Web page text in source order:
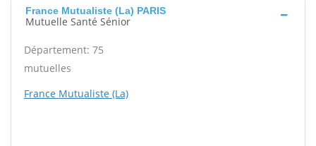
France Mutualiste (La) PARIS
Mutuelle Santé Sénior
Département: 75
mutuelles
France Mutualiste (La)